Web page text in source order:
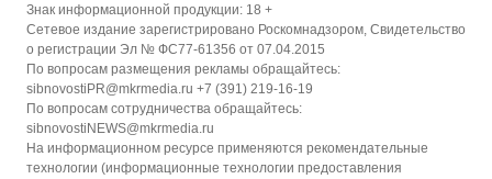
Знак информационной продукции: 18 +
Сетевое издание зарегистрировано Роскомнадзором, Свидетельство
о регистрации Эл № ФС77-61356 от 07.04.2015
По вопросам размещения рекламы обращайтесь:
sibnovostiPR@mkrmedia.ru +7 (391) 219-16-19
По вопросам сотрудничества обращайтесь:
sibnovostiNEWS@mkrmedia.ru
На информационном ресурсе применяются рекомендательные
технологии (информационные технологии предоставления